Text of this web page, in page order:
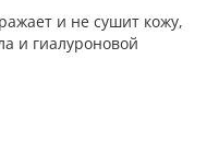
и не сушит кожу,
и гиалуроновой